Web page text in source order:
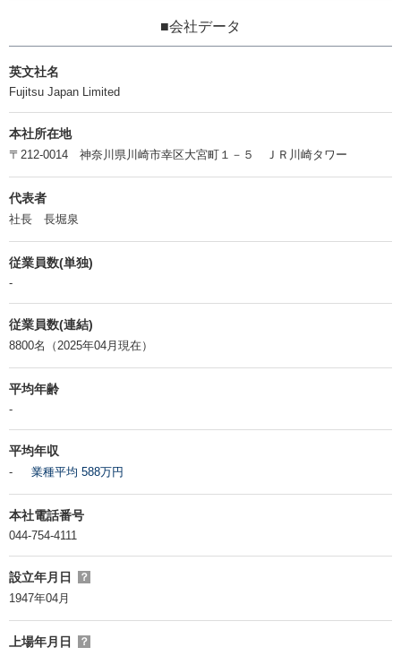
■会社データ
英文社名
Fujitsu Japan Limited
本社所在地
〒212-0014 神奈川県川崎市幸区大宮町１－５ ＪＲ川崎タワー
代表者
社長 長堀泉
従業員数(単独)
-
従業員数(連結)
8800名（2025年04月現在）
平均年齢
-
平均年収
- 業種平均 588万円
本社電話番号
044-754-4111
設立年月日 ？
1947年04月
上場年月日 ？